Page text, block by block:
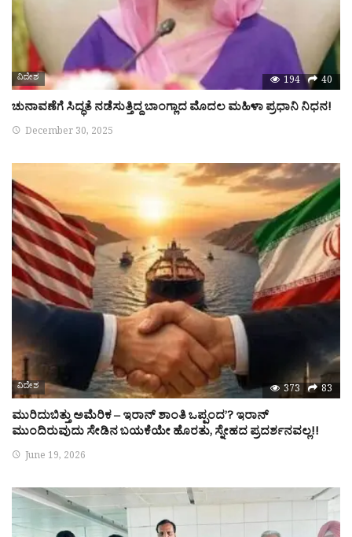
ವಿದೇಶ 194 40
ಚುನಾವಣೆಗೆ ಸಿದ್ಧತೆ ನಡೆಸುತ್ತಿದ್ದ ಬಾಂಗ್ಲಾದ ಮೊದಲ ಮಹಿಳಾ ಪ್ರಧಾನಿ ನಿಧನ!
December 30, 2025
ವಿದೇಶ 373 83
ಮುರಿದುಬಿತ್ತು ಅಮೆರಿಕ – ಇರಾನ್ ಶಾಂತಿ ಒಪ್ಪಂದ’? ಇರಾನ್
ಮುಂದಿರುವುದು ಸೇಡಿನ ಬಯಕೆಯೇ ಹೊರತು, ಸ್ನೇಹದ ಪ್ರದರ್ಶನವಲ್ಲ!!
June 19, 2026